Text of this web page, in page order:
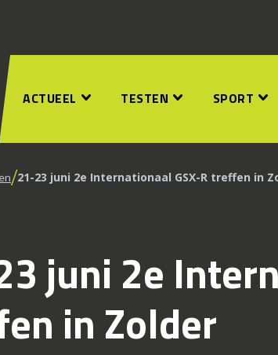
ACTUEEL TESTEN SPORT
/21-23 juni 2e Internationaal GSX-R treffen in
juni 2e
in Zolder